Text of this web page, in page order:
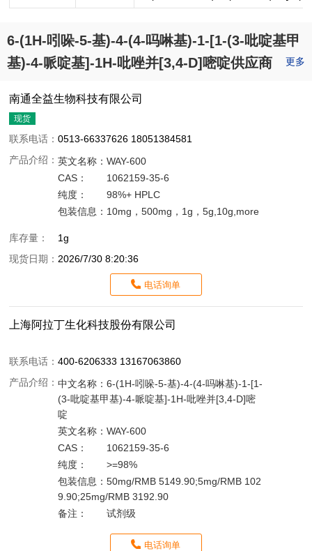
6-(1H-吲哚-5-基)-4-(4-吗啉基)-1-[1-(3-吡啶基甲
基)-4-哌啶基]-1H-吡唑并[3,4-D]嘧啶供应商
更多
南通全益生物科技有限公司
现货
联系电话：0513-66337626 18051384581
产品介绍：英文名称：WAY-600
CAS：
1062159-35-6
纯度：
98%+ HPLC
包装信息： 10mg，500mg，1g，5g,10g,more
库存量：
1g
现货日期： 2026/7/30 8:20:36
电话询单
上海阿拉丁生化科技股份有限公司
联系电话：400-6206333 13167063860
产品介绍：中文名称：6-(1H-吲哚-5-基)-4-(4-吗啉基)-1-[1-
(3-吡啶基甲基)-4-哌啶基]-1H-吡唑并[3,4-D]嘧
啶
英文名称：WAY-600
CAS：
1062159-35-6
纯度：
>=98%
包装信息：50mg/RMB 5149.90;5mg/RMB 102
9.90;25mg/RMB 3192.90
备注：
试剂级
电话询单